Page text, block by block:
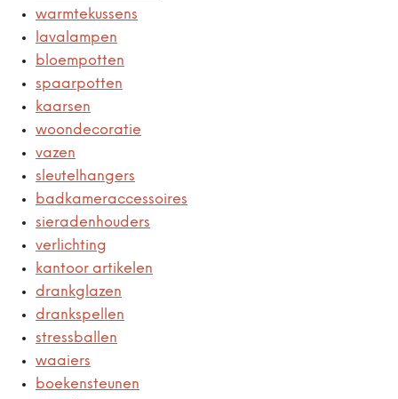
warmtekussens
lavalampen
bloempotten
spaarpotten
kaarsen
woondecoratie
vazen
sleutelhangers
badkameraccessoires
sieradenhouders
verlichting
kantoor artikelen
drankglazen
drankspellen
stressballen
waaiers
boekensteunen